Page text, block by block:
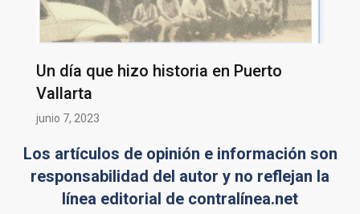
Un día que hizo historia en Puerto
Vallarta
junio 7, 2023
Los artículos de opinión e información son
responsabilidad del autor y no reflejan la
línea editorial de contralínea.net